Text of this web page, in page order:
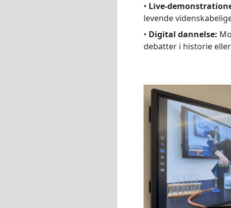
• Live-
levende
• Digital dannelse:
debatter i historie